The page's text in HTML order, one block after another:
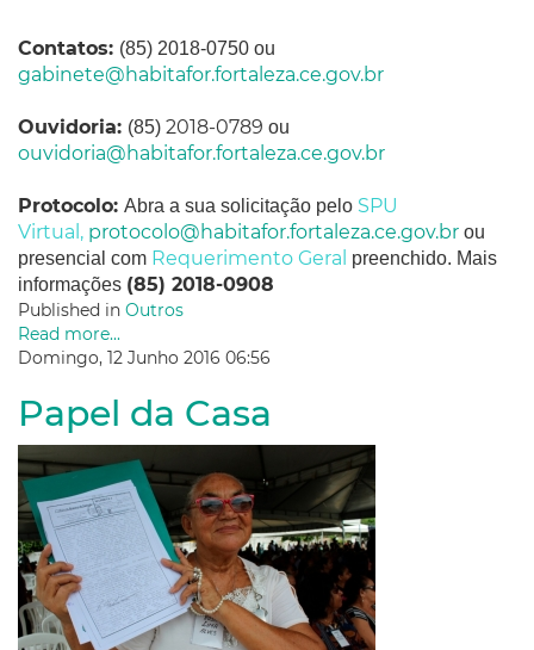
Contatos: (85) 2018-0750 ou
gabinete@habitafor.fortaleza.ce.gov.br
Ouvidoria: (85) 2018-0789 ou
ouvidoria@habitafor.fortaleza.ce.gov.br
Protocolo: Abra a sua solicitação pelo SPU
Virtual , protocolo@habitafor.fortaleza.ce.gov.br ou
presencial com Requerimento Geral preenchido. Mais
informações (85) 2018-0908
Published in Outros
Read more...
Domingo, 12 Junho 2016 06:56
Papel da Casa